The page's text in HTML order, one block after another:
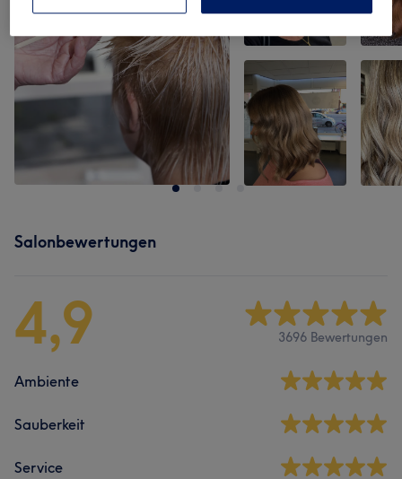
Salonbewertungen
4,9 3696 Bewertungen
Ambiente
Sauberkeit
Service